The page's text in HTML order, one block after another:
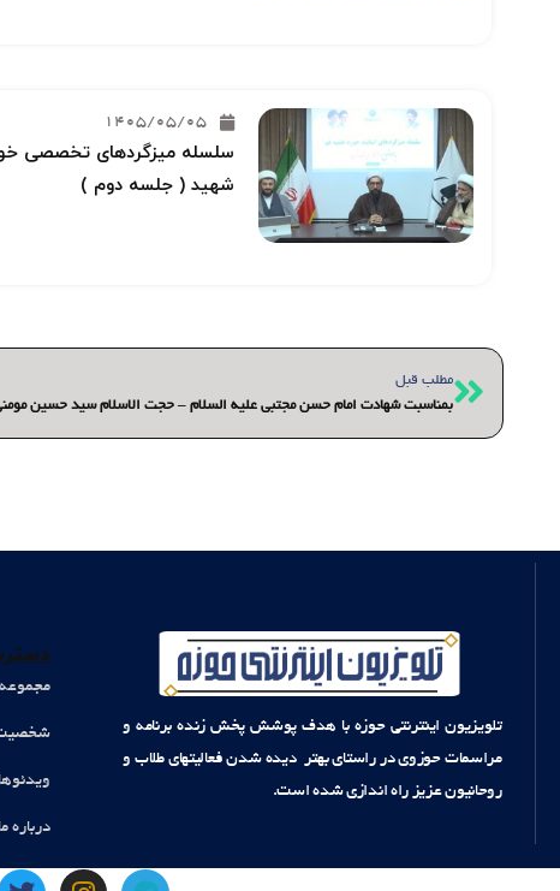
1405/05/05
سلسله میزگردهای تخصصی
شهید ( جلسه دوم )
قبلیمطلب قبل
بمناسبت شهادت امام حسن مجتبی علیه السلام – حجت الاسلام سید حسین
تلویزیون اینترنتی حوزه با هدف پوشش پخش زنده برنامه و
مراسمات حوزوی در راستای بهتر دیده شدن فعالیتهای طلاب و
روحانیون عزیز راه اندازی شده است.
ویدئوها
درباره ما
T
I
T